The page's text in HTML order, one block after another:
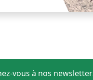
vous à nos